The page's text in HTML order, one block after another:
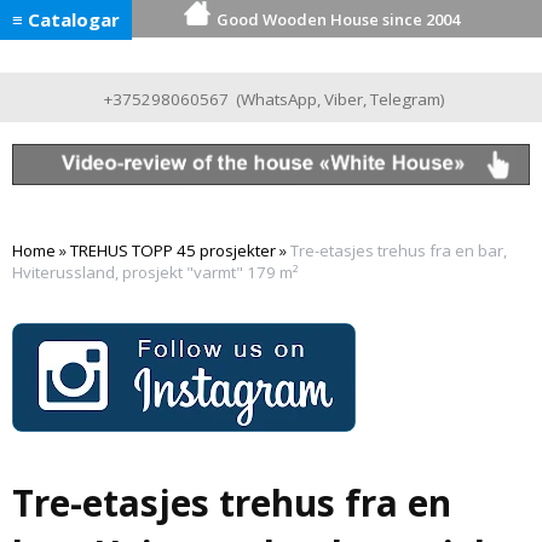
≡ Catalogar Good Wooden House since 2004
+375298060567 (WhatsApp,Viber,Telegram)
Home »TREHUS TOPP 45 prosjekter»Tre-etasjes trehus fra en bar,
Hviterussland, prosjekt "varmt" 179 m²
Tre-etasjes trehus fra en